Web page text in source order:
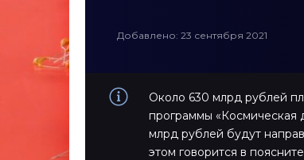
Добавлено: 23 сентября 2021
Около 630 млрд рублей
программы «Космическая
млрд рублей будут
этом говорится в